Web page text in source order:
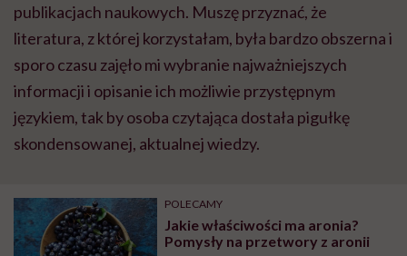
publikacjach naukowych. Muszę przyznać, że
literatura, z której korzystałam, była bardzo obszerna i
sporo czasu zajęło mi wybranie najważniejszych
informacji i opisanie ich możliwie przystępnym
językiem, tak by osoba czytająca dostała pigułkę
skondensowanej, aktualnej wiedzy.
POLECAMY
Jakie właściwości ma aronia?
Pomysły na przetwory z aronii